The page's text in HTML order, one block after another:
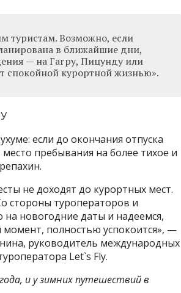
туристам. Возможно, если
в ближайшие дни,
— на Гагру, Пицунду или
спокойной курортной жизнью».
если до окончания отпуска
пребывания на более тихое и
не доходят до курортных мест.
стороны туроператоров и
новогодние даты и надеемся,
полностью успокоится», —
руководитель международных
Let`s Fly.
иу зимних путешествий в